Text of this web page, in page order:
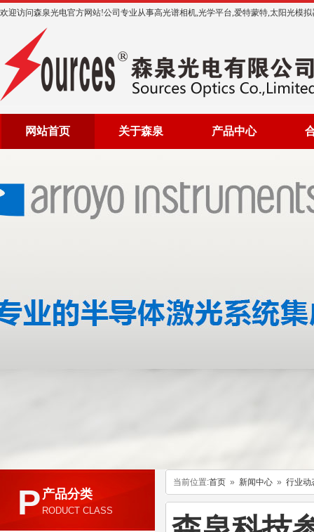
欢迎访问森泉光电官方网站!公司专业从事高光谱相机,光学平台,爱特蒙特,太阳光模
网站首页 关于森泉 产品中心
当前位置:首页 » 新闻中心 » 行业动
P 产品分类
RODUCT CLASS